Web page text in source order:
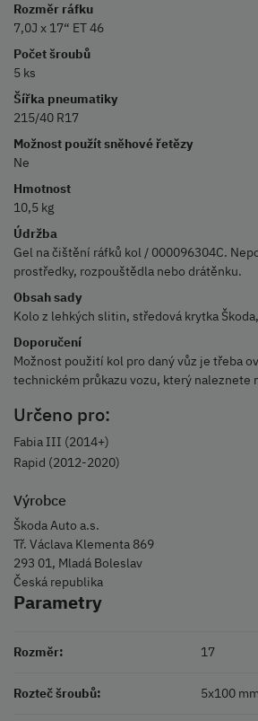
Rozměr ráfku
7,0J x 17“ ET 46
Počet šroubů
5 ks
Šířka pneumatiky
215/40 R17
Možnost použít sněhové řetězy
Ne
Hmotnost
10,5 kg
Údržba
Gel na čištění ráfků kol / 000096304C.
prostředky, rozpouštědla nebo drátěnku.
Obsah sady
Kolo z lehkých slitin, středová krytka
Doporučení
Možnost použití kol pro daný vůz je třeba
technickém průkazu vozu, který naleznete
Určeno pro:
Fabia III (2014+)
Rapid (2012-2020)
Výrobce
Škoda Auto a.s.
Tř. Václava Klementa 869
293 01, Mladá Boleslav
Česká republika
Parametry
Rozměr: 17
Rozteč šroubů: 5x100 mm